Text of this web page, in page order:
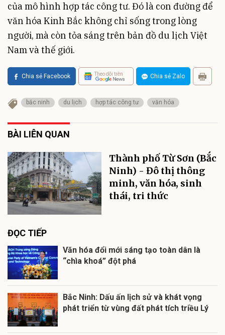
của mô hình hợp tác công tư. Đó là con đường để
văn hóa Kinh Bắc không chỉ sống trong lòng
người, mà còn tỏa sáng trên bản đồ du lịch Việt
Nam và thế giới.
Chia sẻ Facebook Theo dõi trên Chia sẻ Zalo
bắc ninh du lịch hợp tác công tư văn hóa
BÀI LIÊN QUAN
Thành phố Từ Sơn (Bắc
Ninh) - Đô thị thông
minh, văn hóa, sinh
thái, tri thức
ĐỌC TIẾP
Văn hóa đổi mới sáng tạo toàn dân là
“chìa khoá” đột phá
Bắc Ninh: Dấu ấn lịch sử và khát vọng
phát triển từ vùng đất phát tích triều Lý